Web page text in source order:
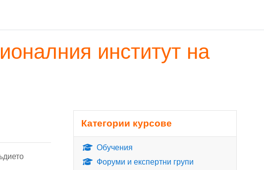
институт на
Блокове
Категории курсове
Обучения
Форуми и експертни групи